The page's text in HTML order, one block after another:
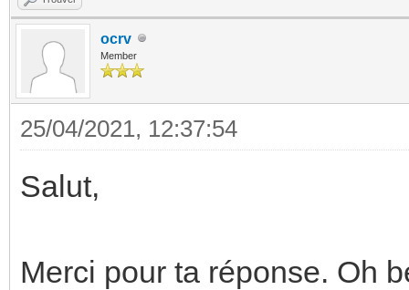
ocrv
Member
25/04/2021, 12:37:54
Salut,
Merci pour ta réponse. Oh